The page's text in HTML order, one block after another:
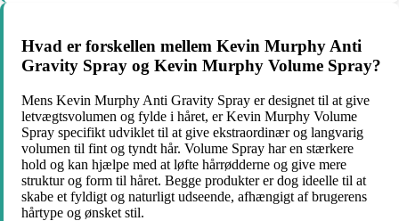
Hvad er forskellen mellem Kevin Murphy Anti
Gravity Spray og Kevin Murphy Volume Spray?
Mens Kevin Murphy Anti Gravity Spray er designet til at give
letvægtsvolumen og fylde i håret, er Kevin Murphy Volume
Spray specifikt udviklet til at give ekstraordinær og langvarig
volumen til fint og tyndt hår. Volume Spray har en stærkere
hold og kan hjælpe med at løfte hårrødderne og give mere
struktur og form til håret. Begge produkter er dog ideelle til at
skabe et fyldigt og naturligt udseende, afhængigt af brugerens
hårtype og ønsket stil.